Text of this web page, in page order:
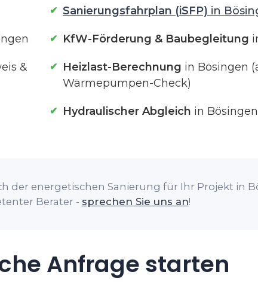
Sanierungsfahrplan (iSFP) in
KfW-Förderung & Baubegleitung
&
Heizlast-Berechnung in Bösingen
Wärmepumpen-Check)
Hydraulischer Abgleich in Bösingen
der energetischen Sanierung für Ihr Projekt in
Berater - sprechen Sie uns an!
Anfrage starten